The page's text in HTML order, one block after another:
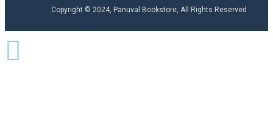
Copyright © 2024, Panuval Bookstore, All Rights Reserved